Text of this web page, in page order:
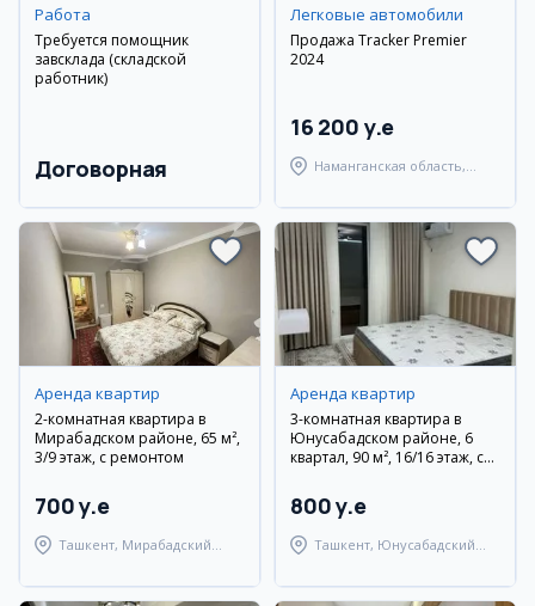
Работа
Требуется помощник
завсклада (складской
работник)
Договорная
Легковые автомобили
Продажа Tracker Premier
2024
16 200 y.e
Наманганская область,
Аренда квартир
2-комнатная квартира в
Мирабадском районе, 65 м²,
3/9 этаж, с ремонтом
700 y.e
Ташкент, Мирабадский
Аренда квартир
3-комнатная квартира в
Юнусабадском районе, 6
квартал, 90 м², 16/16 этаж, с
800 y.e
Ташкент, Юнусабадский